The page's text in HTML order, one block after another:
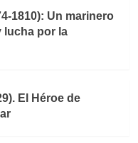
1810): Un marinero
lucha por la
El Héroe de